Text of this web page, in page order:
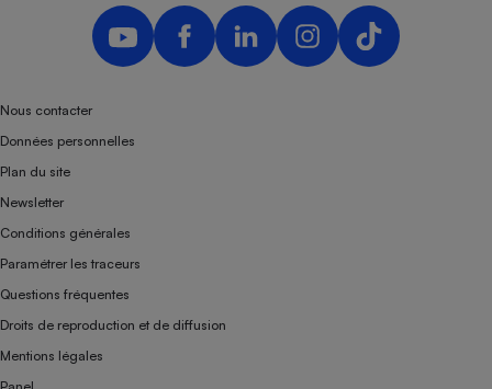
Nous contacter
Données personnelles
Plan du site
Newsletter
Conditions générales
Paramétrer les traceurs
Questions fréquentes
Droits de reproduction et de diffusion
Mentions légales